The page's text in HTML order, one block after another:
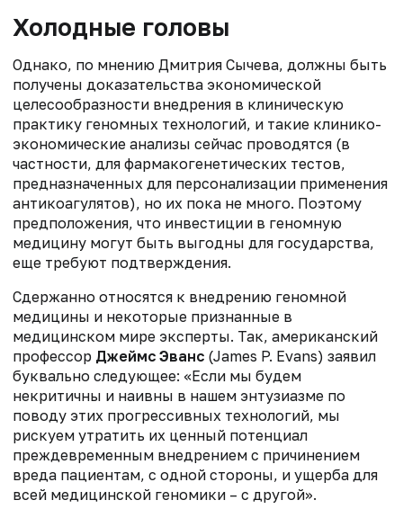
Холодные головы
Однако, по мнению Дмитрия Сычева, должны быть
получены доказательства экономической
целесообразности внедрения в клиническую
практику геномных технологий, и такие клинико-
экономические анализы сейчас проводятся (в
частности, для фармакогенетических тестов,
предназначенных для персонализации применения
антикоагулятов), но их пока не много. Поэтому
предположения, что инвестиции в геномную
медицину могут быть выгодны для государства,
еще требуют подтверждения.
Сдержанно относятся к внедрению геномной
медицины и некоторые признанные в
медицинском мире эксперты. Так, американский
профессор Джеймс Эванс (James P. Evans) заявил
буквально следующее: «Если мы будем
некритичны и наивны в нашем энтузиазме по
поводу этих прогрессивных технологий, мы
рискуем утратить их ценный потенциал
преждевременным внедрением с причинением
вреда пациентам, с одной стороны, и ущерба для
всей медицинской геномики – с другой».